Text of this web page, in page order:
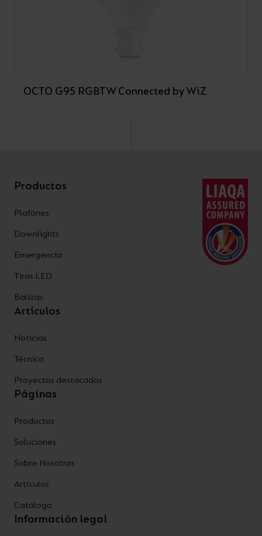
OCTO G95 RGBTW Connected by WiZ
Productos
Plafones
Downlights
Emergencia
Tiras LED
Balizas
Artículos
Noticias
Técnico
Proyectos destacados
Páginas
Productos
Soluciones
Sobre Nosotros
Artículos
Catálogo
Información legal